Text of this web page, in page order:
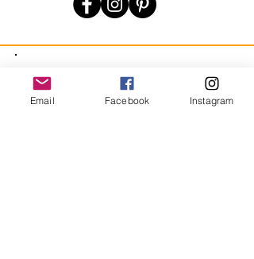
JOIN OUR MAILING LIST
Email Facebook Instagram